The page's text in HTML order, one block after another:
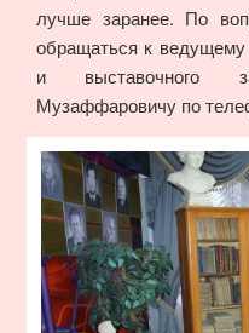
лучше заранее. По
обращаться к ведущему
и выставочного
Музаффаровичу по